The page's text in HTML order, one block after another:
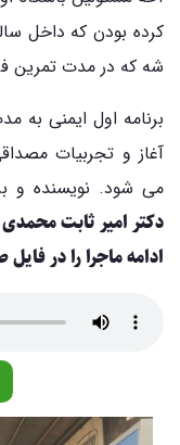
کرده بودن که داخل
شه که در مدت تمرین
آغاز و تجربیات
می شود. نویسنده و
دکتر امیر ثابت محمدی
ادامه ماجرا را در